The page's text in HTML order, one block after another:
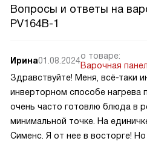
Вопросы и ответы на
PV164B-1
Ирина01.08.2024о товаре:
Варочная
Здравствуйте! Меня, всё-таки
инверторном способе нагрева
очень часто готовлю блюда в
минимальной точке. На
Сименс. Я от нее в восторге!